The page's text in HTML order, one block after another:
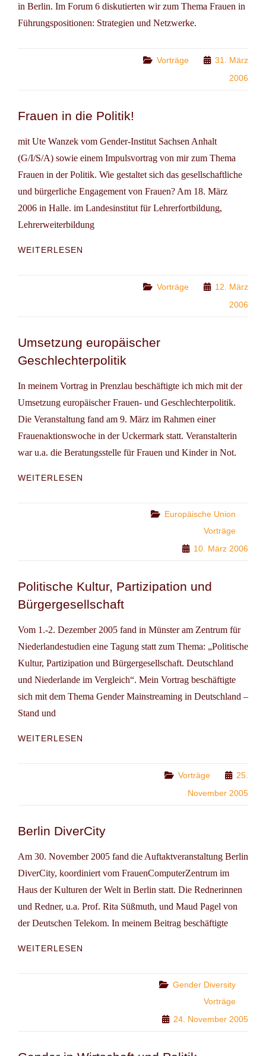
in Berlin. Im Forum 6 diskutierten wir zum Thema Frauen in
Führungspositionen: Strategien und Netzwerke.
Categories
Vorträge
31. März
2006
Frauen in die Politik!
mit Ute Wanzek vom Gender-Institut Sachsen Anhalt
(G/I/S/A) sowie einem Impulsvortrag von mir zum Thema
Frauen in der Politik. Wie gestaltet sich das gesellschaftliche
und bürgerliche Engagement von Frauen? Am 18. März
2006 in Halle. im Landesinstitut für Lehrerfortbildung,
Lehrerweiterbildung
WEITERLESEN
Categories
Vorträge
12. März
2006
Umsetzung europäischer
Geschlechterpolitik
In meinem Vortrag in Prenzlau beschäftigte ich mich mit der
Umsetzung europäischer Frauen- und Geschlechterpolitik.
Die Veranstaltung fand am 9. März im Rahmen einer
Frauenaktionswoche in der Uckermark statt. Veranstalterin
war u.a. die Beratungsstelle für Frauen und Kinder in Not.
WEITERLESEN
Categories
Europäische Union
Vorträge
10. März 2006
Politische Kultur, Partizipation und
Bürgergesellschaft
Vom 1.-2. Dezember 2005 fand in Münster am Zentrum für
Niederlandestudien eine Tagung statt zum Thema: „Politische
Kultur, Partizipation und Bürgergesellschaft. Deutschland
und Niederlande im Vergleich“. Mein Vortrag beschäftigte
sich mit dem Thema Gender Mainstreaming in Deutschland –
Stand und
WEITERLESEN
Categories
Vorträge
25.
November 2005
Berlin DiverCity
Am 30. November 2005 fand die Auftaktveranstaltung Berlin
DiverCity, koordiniert vom FrauenComputerZentrum im
Haus der Kulturen der Welt in Berlin statt. Die Rednerinnen
und Redner, u.a. Prof. Rita Süßmuth, und Maud Pagel von
der Deutschen Telekom. In meinem Beitrag beschäftigte
WEITERLESEN
Categories
Gender Diversity
Vorträge
24. November 2005